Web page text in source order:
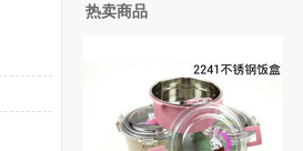
热卖商品